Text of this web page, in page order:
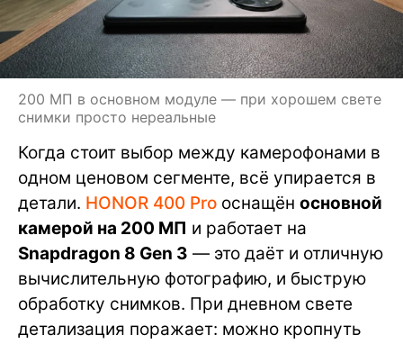
200 МП в основном модуле — при хорошем свете
снимки просто нереальные
Когда стоит выбор между камерофонами в
одном ценовом сегменте, всё упирается в
детали. HONOR 400 Pro оснащён основной
камерой на 200 МП и работает на
Snapdragon 8 Gen 3 — это даёт и отличную
вычислительную фотографию, и быструю
обработку снимков. При дневном свете
детализация поражает: можно кропнуть